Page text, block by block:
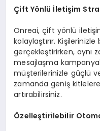
Çift Yönlü İletişim
Onreai, çift yönlü
kolaylaştırır.
gerçekleştirirken, aynı
mesajlaşma
müşterilerinizle güçlü
zamanda geniş
artırabilirsiniz.
Özelleştirilebilir